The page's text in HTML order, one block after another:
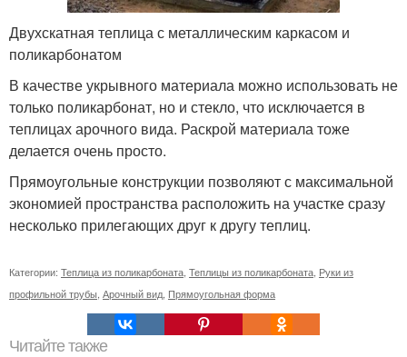
Двухскатная теплица с металлическим каркасом и
поликарбонатом
В качестве укрывного материала можно использовать не
только поликарбонат, но и стекло, что исключается в
теплицах арочного вида. Раскрой материала тоже
делается очень просто.
Прямоугольные конструкции позволяют с максимальной
экономией пространства расположить на участке сразу
несколько прилегающих друг к другу теплиц.
Категории: Теплица из поликарбоната Теплицы из поликарбоната Руки из
профильной трубы Арочный вид Прямоугольная форма
Читайте также